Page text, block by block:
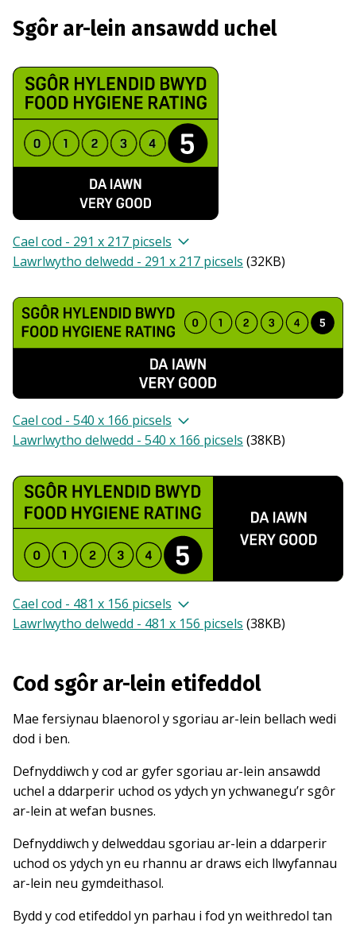
Sgôr ar-lein ansawdd uchel
Cael cod - 291 x 217 picsels
Lawrlwytho delwedd - 291 x 217 picsels (32KB)
Cael cod - 540 x 166 picsels
Lawrlwytho delwedd - 540 x 166 picsels (38KB)
Cael cod - 481 x 156 picsels
Lawrlwytho delwedd - 481 x 156 picsels (38KB)
Cod sgôr ar-lein etifeddol
Mae fersiynau blaenorol y sgoriau ar-lein bellach wedi
dod i ben.
Defnyddiwch y cod ar gyfer sgoriau ar-lein ansawdd
uchel a ddarperir uchod os ydych yn ychwanegu’r sgôr
ar-lein at wefan busnes.
Defnyddiwch y delweddau sgoriau ar-lein a ddarperir
uchod os ydych yn eu rhannu ar draws eich llwyfannau
ar-lein neu gymdeithasol.
Bydd y cod etifeddol yn parhau i fod yn weithredol tan